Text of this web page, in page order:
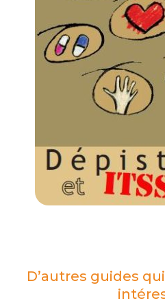
D’autres guides